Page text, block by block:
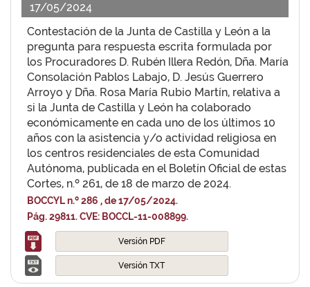
17/05/2024
Contestación de la Junta de Castilla y León a la
pregunta para respuesta escrita formulada por
los Procuradores D. Rubén Illera Redón, Dña. María
Consolación Pablos Labajo, D. Jesús Guerrero
Arroyo y Dña. Rosa María Rubio Martín, relativa a
si la Junta de Castilla y León ha colaborado
económicamente en cada uno de los últimos 10
años con la asistencia y/o actividad religiosa en
los centros residenciales de esta Comunidad
Autónoma, publicada en el Boletín Oficial de estas
Cortes, n.º 261, de 18 de marzo de 2024.
BOCCYL n.º 286 , de 17/05/2024.
Pág. 29811. CVE: BOCCL-11-008899.
Versión PDF
Versión TXT